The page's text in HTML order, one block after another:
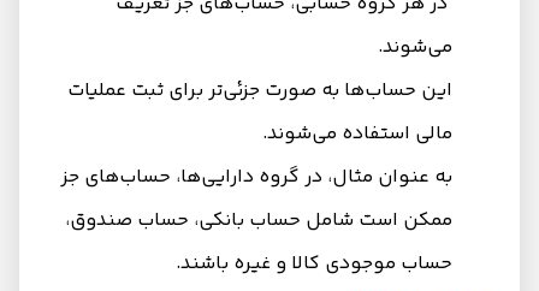
می‌شوند.
این حساب‌ها به صورت جزئی‌تر برای ثبت عملیات
مالی استفاده می‌شوند.
به عنوان مثال، در گروه دارایی‌ها، حساب‌های جز
ممکن است شامل حساب بانکی، حساب صندوق،
حساب موجودی کالا و غیره باشند.